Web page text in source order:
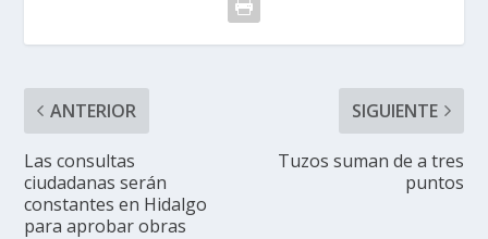
ANTERIOR
Las consultas
ciudadanas serán
constantes en Hidalgo
para aprobar obras
SIGUIENTE
Tuzos suman de a tres
puntos